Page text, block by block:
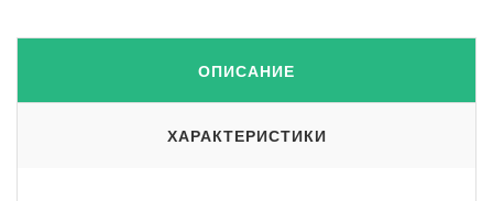
ОПИСАНИЕ
ХАРАКТЕРИСТИКИ